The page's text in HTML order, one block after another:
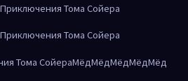
Тома Сойера
Тома Сойера
Тома СойераМёдМёдМёдМёдМёд